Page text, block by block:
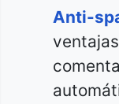
Anti-